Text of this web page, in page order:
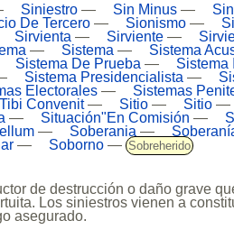
Siniestro — Sin Minus —
De Tercero — Sionismo —
Sirvienta — Sirviente —
— Sistema —
Sistema
Sistema De Prueba —
Sistema
Sistema Presidencialista —
Electorales —
Sistemas
Convenit— Sitio — Sitio —
— Situación"En Comisión —
— Soberania —
— Soborno — Sobreherido
de destrucción o daño grave
Los siniestros vienen a
asegurado.